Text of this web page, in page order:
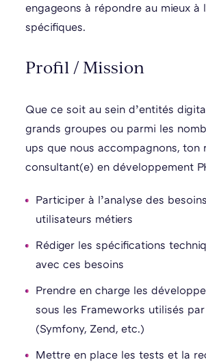
engageons à répondre au mieux à
spécifiques.
Profil / Mission
Que ce soit au sein d’entités
grands groupes ou parmi les
ups que nous accompagnons, ton
consultant(e) en développement
Participer à l’analyse des
utilisateurs métiers
Rédiger les spécifications
avec ces besoins
Prendre en charge les
sous les Frameworks utilisés
(Symfony, Zend, etc.)
Mettre en place les tests et la